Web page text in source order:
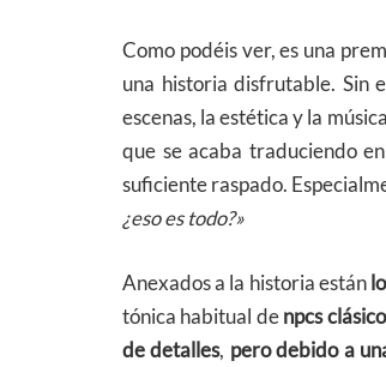
Como podéis ver, es una
una historia disfrutable. Sin
escenas, la estética y la música
que se acaba traduciendo
suficiente raspado.
¿eso es todo?»
Anexados a la historia están
tónica habitual de npcs
de detalles, pero debido a